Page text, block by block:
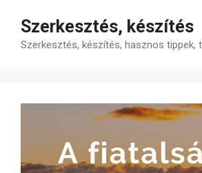
tartalomba
Szerkesztés, készítés
Szerkesztés, készítés, hasznos tippek,